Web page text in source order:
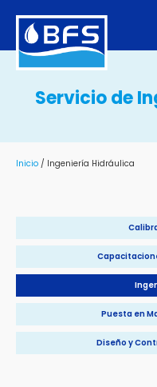
Servicio de
Inicio / Ingeniería Hidráulica
Puesta en
Diseño y